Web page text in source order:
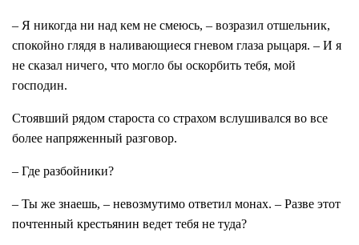
– Я никогда ни над кем не смеюсь, – возразил отшельник,
спокойно глядя в наливающиеся гневом глаза рыцаря. – И я
не сказал ничего, что могло бы оскорбить тебя, мой
господин.
Стоявший рядом староста со страхом вслушивался во все
более напряженный разговор.
– Где разбойники?
– Ты же знаешь, – невозмутимо ответил монах. – Разве этот
почтенный крестьянин ведет тебя не туда?